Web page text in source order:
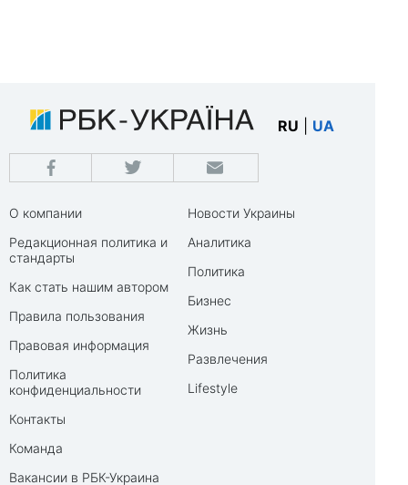
RU UA
О компании
Редакционная политика и
стандарты
Как стать нашим автором
Правила пользования
Правовая информация
Политика
конфиденциальности
Контакты
Команда
Вакансии в РБК-Украина
Новости Украины
Аналитика
Политика
Бизнес
Жизнь
Развлечения
Lifestyle